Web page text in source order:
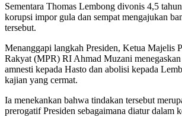
Sementara Thomas Lembong divonis 4,5
korupsi impor gula dan sempat mengajukan
tersebut.
Menanggapi langkah Presiden, Ketua Majelis
Rakyat (MPR) RI Ahmad Muzani
amnesti kepada Hasto dan abolisi kepada
kajian yang cermat.
Ia menekankan bahwa tindakan tersebut
prerogatif Presiden sebagaimana diatur dalam